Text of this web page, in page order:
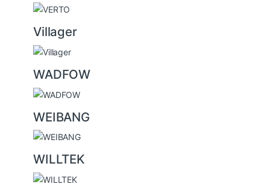
Villager
WADFOW
WEIBANG
WILLTEK